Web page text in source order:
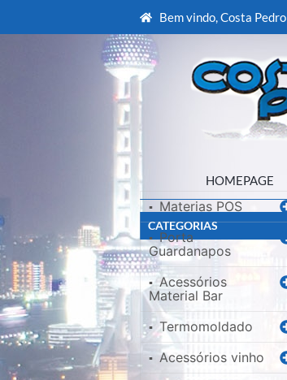
Bem vindo, Costa Pedro
HOMEPAGE
CATEGORIAS
▪ Materias POS
▪ Porta
Guardanapos
▪ Acessórios
Material Bar
▪ Termomoldado
▪ Acessórios vinho